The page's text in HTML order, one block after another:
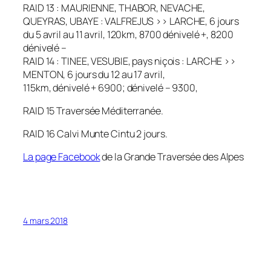
RAID 13 : MAURIENNE, THABOR, NEVACHE,
QUEYRAS, UBAYE : VALFREJUS >> LARCHE, 6 jours
du 5 avril au 11 avril, 120km, 8700 dénivelé +, 8200
dénivelé –
RAID 14 : TINEE, VESUBIE, pays niçois : LARCHE >>
MENTON, 6 jours du 12 au 17 avril,
115km, dénivelé + 6900; dénivelé – 9300,
RAID 15 Traversée Méditerranée.
RAID 16 Calvi Munte Cintu 2 jours.
La page Facebookde la Grande Traversée des Alpes
4 mars 2018